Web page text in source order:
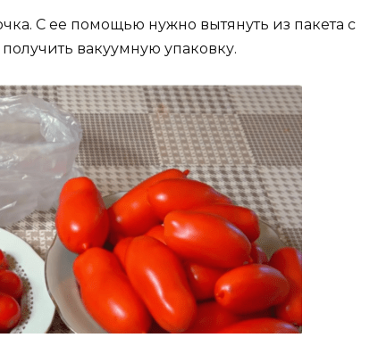
С ее помощью нужно вытянуть из пакета с
вакуумную упаковку.